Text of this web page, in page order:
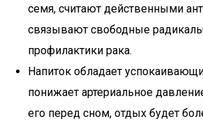
семя, считают действенными
связывают свободные
профилактики рака.
Напиток обладает
понижает артериальное
его перед сном, отдых будет